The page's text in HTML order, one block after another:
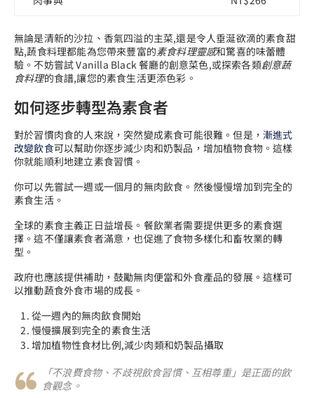
無論是清新的沙拉、香氣四溢的主菜,還是令人垂涎欲滴的素食甜
點,蔬食料理都能為您帶來豐富的素食料理靈感和驚喜的味蕾體
驗。不妨嘗試 Vanilla Black 餐廳的創意菜色,或探索各類創意蔬
食料理的食譜,讓您的素食生活更添色彩。
如何逐步轉型為素食者
對於習慣肉食的人來說，突然變成素食可能很難。但是，漸進式
改變飲食可以幫助你逐步減少肉和奶製品，增加植物食物。這樣
你就能順利地建立素食習慣。
你可以先嘗試一週或一個月的無肉飲食。然後慢慢增加到完全的
素食生活。
全球的素食主義正日益增長。餐飲業者需要提供更多的素食選
擇。這不僅讓素食者滿意，也促進了食物多樣化和畜牧業的轉
型。
政府也應該提供補助，鼓勵無肉便當和外食產品的發展。這樣可
以推動蔬食外食市場的成長。
從一週內的無肉飲食開始
慢慢擴展到完全的素食生活
增加植物性食材比例,減少肉類和奶製品攝取
「不浪費食物、不歧視飲食習慣、互相尊重」是正面的飲
食觀念。